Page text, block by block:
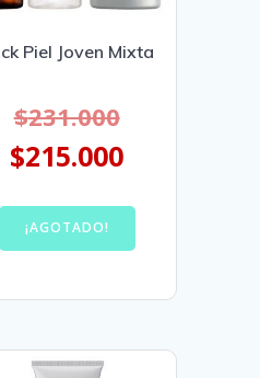
Piel Joven Mixta
$231.000
$215.000
¡AGOTADO!